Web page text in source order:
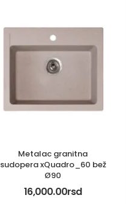
Metalac granitna
sudopera xQuadro_60 bež
Ø90
16,000.00rsd